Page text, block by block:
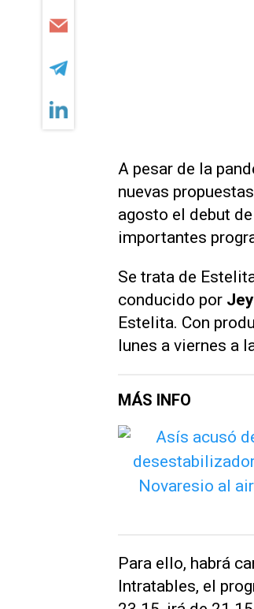
A pesar de la
nuevas
agosto el debut
importantes
Se trata de
conducido por
Estelita. Con
lunes a viernes a
MÁS INFO
Para ello, habrá
Intratables, el